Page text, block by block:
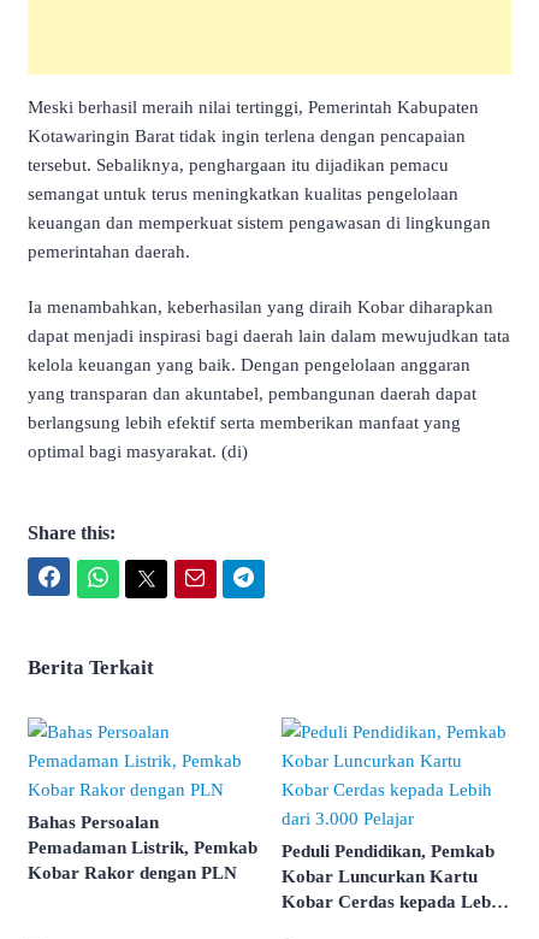
Meski berhasil meraih nilai tertinggi, Pemerintah Kabupaten
Kotawaringin Barat tidak ingin terlena dengan pencapaian
tersebut. Sebaliknya, penghargaan itu dijadikan pemacu
semangat untuk terus meningkatkan kualitas pengelolaan
keuangan dan memperkuat sistem pengawasan di lingkungan
pemerintahan daerah.
Ia menambahkan, keberhasilan yang diraih Kobar diharapkan
dapat menjadi inspirasi bagi daerah lain dalam mewujudkan tata
kelola keuangan yang baik. Dengan pengelolaan anggaran
yang transparan dan akuntabel, pembangunan daerah dapat
berlangsung lebih efektif serta memberikan manfaat yang
optimal bagi masyarakat. (di)
Share this:
Berita Terkait
Bahas Persoalan
Pemadaman Listrik, Pemkab
Kobar Rakor dengan PLN
Peduli Pendidikan, Pemkab
Kobar Luncurkan Kartu
Kobar Cerdas kepada Lebih